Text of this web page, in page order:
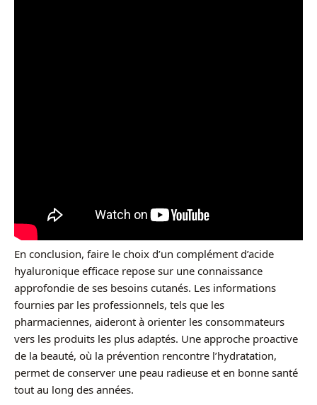
En conclusion, faire le choix d’un complément d’acide
hyaluronique efficace repose sur une connaissance
approfondie de ses besoins cutanés. Les informations
fournies par les professionnels, tels que les
pharmaciennes, aideront à orienter les consommateurs
vers les produits les plus adaptés. Une approche proactive
de la beauté, où la prévention rencontre l’hydratation,
permet de conserver une peau radieuse et en bonne santé
tout au long des années.